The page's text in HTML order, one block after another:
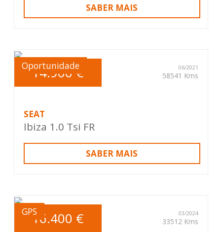
SABER MAIS
Oportunidade
14.900 € 06/2021
58541 Kms
SEAT
Ibiza 1.0 Tsi FR
SABER MAIS
GPS16.400 € 03/2024
33512 Kms